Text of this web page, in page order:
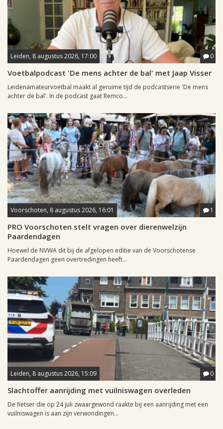
Leiden, 8 augustus 2026, 17:00 0
Voetbalpodcast 'De mens achter de bal' met Jaap Visser
Leidenamateurvoetbal maakt al geruime tijd de podcastserie 'De mens
achter de bal'. In de podcast gaat Remco...
Voorschoten, 8 augustus 2026, 16:01 1
PRO Voorschoten stelt vragen over dierenwelzijn
Paardendagen
Hoewel de NVWA dit bij de afgelopen editie van de Voorschotense
Paardendagen geen overtredingen heeft...
Leiden, 8 augustus 2026, 15:09 0
Slachtoffer aanrijding met vuilniswagen overleden
De fietser die op 24 juli zwaargewond raakte bij een aanrijding met een
vuilniswagen is aan zijn verwondingen...